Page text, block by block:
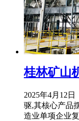
桂林矿山
2025年4月12
驱,其核心产品
造业单项企业